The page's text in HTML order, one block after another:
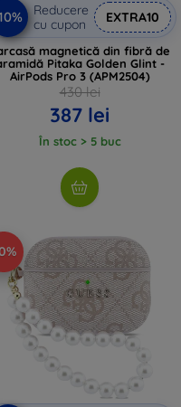
Reducere
cu cupon
EXTRA10
magnetică din fibră de
Pitaka Golden Glint -
AirPods Pro 3 (APM2504)
430 lei
387 lei
În stoc > 5 buc